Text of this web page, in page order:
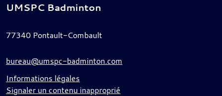
UMSPC Badminton
77340 Pontault-Combault
bureau@umspc-badminton.com
Informations légales
Signaler un contenu inapproprié